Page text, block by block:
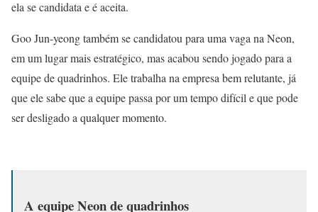
ela se candidata e é aceita.
Goo Jun-yeong também se candidatou para uma vaga na Neon,
em um lugar mais estratégico, mas acabou sendo jogado para a
equipe de quadrinhos. Ele trabalha na empresa bem relutante, já
que ele sabe que a equipe passa por um tempo difícil e que pode
ser desligado a qualquer momento.
A equipe Neon de quadrinhos